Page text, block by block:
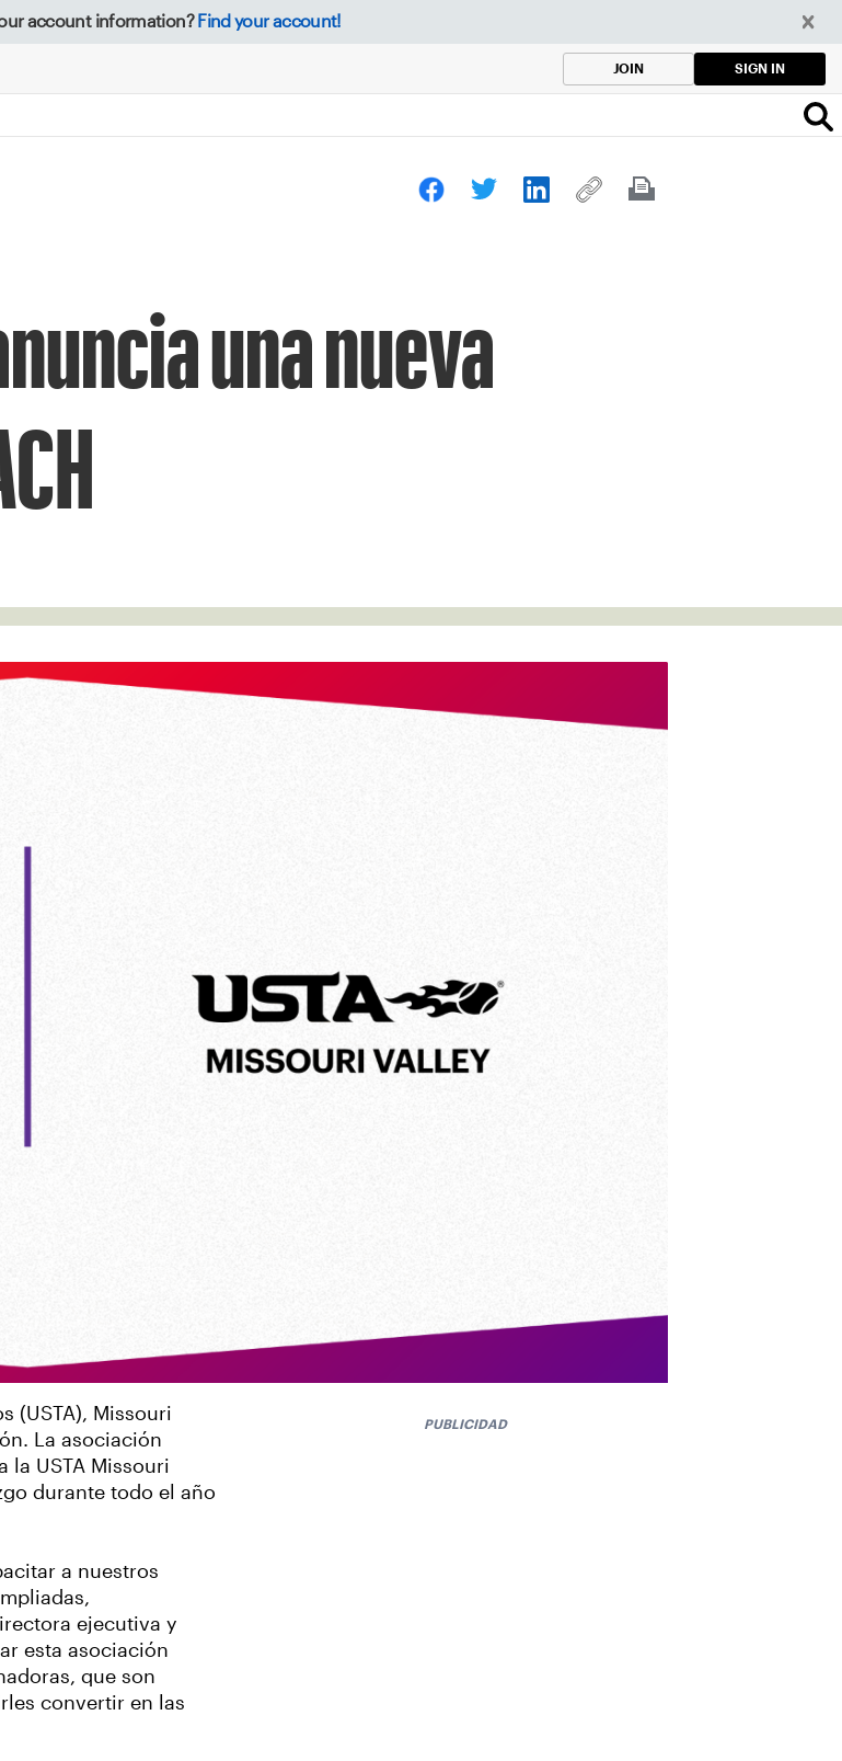
account information? Find your account!
JOIN SIGN IN
una nueva
(USTA), Missouri
La asociación
la USTA Missouri
durante todo el año
a nuestros
ejecutiva y
esta asociación
que son
convertir en las
PUBLICIDAD